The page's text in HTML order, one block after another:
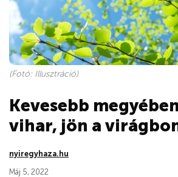
(Fotó: Illusztráció)
Kevesebb
vihar, jön a
nyiregyhaza.hu
Máj 5, 2022